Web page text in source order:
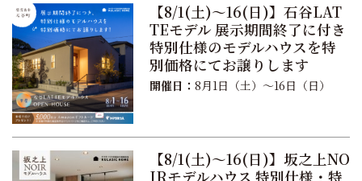
【8/1(土)〜16(日)】石谷LAT
TEモデル 展示期間終了に付き
特別仕様のモデルハウスを特
別価格にてお譲りします
開催日： 8月1日（土）〜16日（日）
【8/1(土)〜16(日)】坂之上NO
IRモデルハウス 特別仕様・特